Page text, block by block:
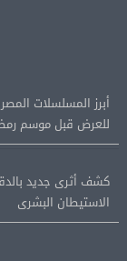
للعرض قبل موسم
كشف أثرى جديد
الاستيطان البشرى